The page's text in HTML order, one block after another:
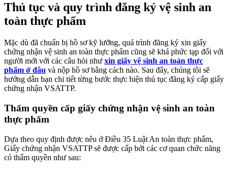
Thủ tục và quy trình đăng ký vệ sinh an
toàn thực phẩm
Mặc dù đã chuẩn bị hồ sơ kỹ lưỡng, quá trình đăng ký xin giấy
chứng nhận vệ sinh an toàn thực phẩm cũng sẽ khá phức tạp đối với
người mới với các câu hỏi như xin giấy vệ sinh an toàn thực
phẩm ở đâu và nộp hồ sơ bằng cách nào. Sau đây, chúng tôi sẽ
hướng dẫn bạn chi tiết từng bước thực hiện thủ tục đăng ký cấp giấy
chứng nhận VSATTP.
Thẩm quyền cấp giấy chứng nhận vệ sinh an toàn
thực phẩm
Dựa theo quy định được nêu ở Điều 35 Luật An toàn thực phẩm,
Giấy chứng nhận VSATTP sẽ được cấp bởi các cơ quan chức năng
có thẩm quyền như sau: